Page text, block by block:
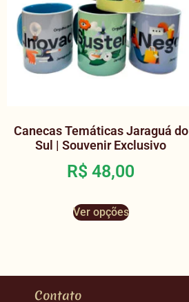
Canecas Temáticas Jaraguá do
Sul | Souvenir Exclusivo
R$ 48,00
Ver opções
Contato